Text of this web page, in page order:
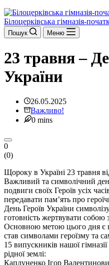
Білоцерківська гімназія-
Пошук Меню
23 травня –
України
26.05.2025
Важливо!
0 mins
0
(0)
Щороку в Україні 23 травня
Важливий та символічний
подвиги своїх Героїв усіх
передавати пам’ять про
День Героїв України
готовність жертвувати собою
Основною метою цього дня є
став символами героїзму та
15 випускників нашої
рідної землі:
Каплуненко Ігор